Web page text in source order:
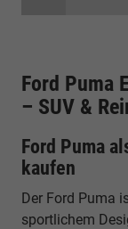
Ford Puma
– SUV &
Ford Puma
kaufen
Der Ford Puma
sportlichem